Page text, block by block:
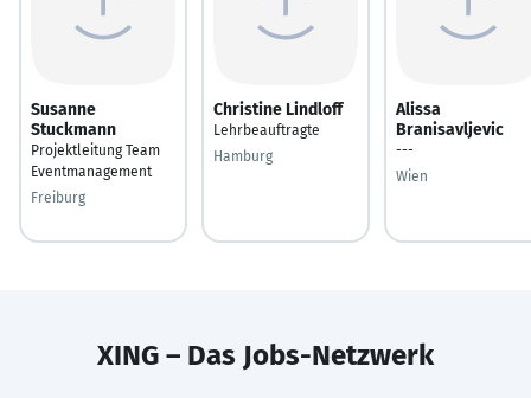
Susanne
Stuckmann
Projektleitung Team
Eventmanagement
Freiburg
Christine Lindloff
Lehrbeauftragte
Hamburg
Alissa
Branisavljevic
---
Wien
XING – Das Jobs-Netzwerk